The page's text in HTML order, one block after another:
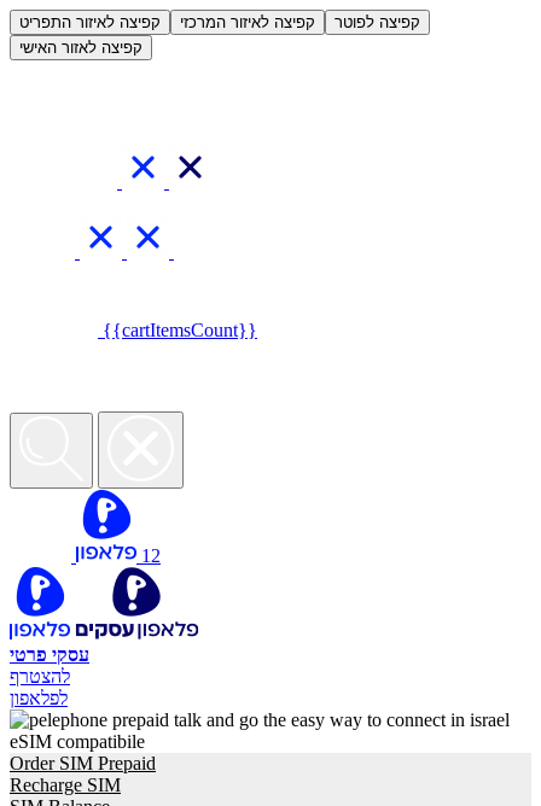
קפיצה לאיזור התפריט קפיצה לאיזור המרכזי
קפיצה לפוטר
קפיצה לאזור האישי
{{cartItemsCount}}
12
עסקי פרטי
להצטרף
לפלאפון
Order SIM Prepaid
Recharge SIM